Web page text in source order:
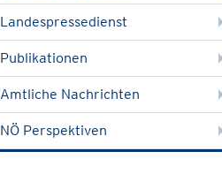
Landespressedienst
Publikationen
Amtliche Nachrichten
NÖ Perspektiven